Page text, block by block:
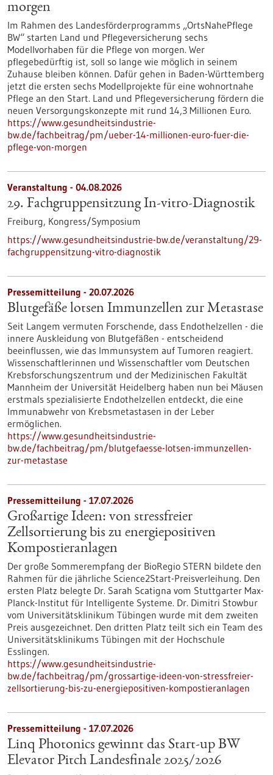
morgen
Im Rahmen des Landesförderprogramms „OrtsNahePflege
BW“ starten Land und Pflegeversicherung sechs
Modellvorhaben für die Pflege von morgen. Wer
pflegebedürftig ist, soll so lange wie möglich in seinem
Zuhause bleiben können. Dafür gehen in Baden-Württemberg
jetzt die ersten sechs Modellprojekte für eine wohnortnahe
Pflege an den Start. Land und Pflegeversicherung fördern die
neuen Versorgungskonzepte mit rund 14,3 Millionen Euro.
https://www.gesundheitsindustrie-
bw.de/fachbeitrag/pm/ueber-14-millionen-euro-fuer-die-
pflege-von-morgen
Veranstaltung - 04.08.2026
29. Fachgruppensitzung In-vitro-Diagnostik
Freiburg, Kongress/Symposium
https://www.gesundheitsindustrie-bw.de/veranstaltung/29-
fachgruppensitzung-vitro-diagnostik
Pressemitteilung - 20.07.2026
Blutgefäße lotsen Immunzellen zur Metastase
Seit Langem vermuten Forschende, dass Endothelzellen - die
innere Auskleidung von Blutgefäßen - entscheidend
beeinflussen, wie das Immunsystem auf Tumoren reagiert.
Wissenschaftlerinnen und Wissenschaftler vom Deutschen
Krebsforschungszentrum und der Medizinischen Fakultät
Mannheim der Universität Heidelberg haben nun bei Mäusen
erstmals spezialisierte Endothelzellen entdeckt, die eine
Immunabwehr von Krebsmetastasen in der Leber
ermöglichen.
https://www.gesundheitsindustrie-
bw.de/fachbeitrag/pm/blutgefaesse-lotsen-immunzellen-
zur-metastase
Pressemitteilung - 17.07.2026
Großartige Ideen: von stressfreier
Zellsortierung bis zu energiepositiven
Kompostieranlagen
Der große Sommerempfang der BioRegio STERN bildete den
Rahmen für die jährliche Science2Start-Preisverleihung. Den
ersten Platz belegte Dr. Sarah Scatigna vom Stuttgarter Max-
Planck-Institut für Intelligente Systeme. Dr. Dimitri Stowbur
vom Universitätsklinikum Tübingen wurde mit dem zweiten
Preis ausgezeichnet. Den dritten Platz teilt sich ein Team des
Universitätsklinikums Tübingen mit der Hochschule
Esslingen.
https://www.gesundheitsindustrie-
bw.de/fachbeitrag/pm/grossartige-ideen-von-stressfreier-
zellsortierung-bis-zu-energiepositiven-kompostieranlagen
Pressemitteilung - 17.07.2026
Linq Photonics gewinnt das Start-up BW
Elevator Pitch Landesfinale 2025/2026